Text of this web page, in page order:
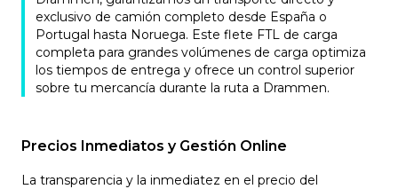
exclusivo de camión completo desde España o
Portugal hasta Noruega. Este flete FTL de carga
completa para grandes volúmenes de carga optimiza
los tiempos de entrega y ofrece un control superior
sobre tu mercancía durante la ruta a Drammen.
Precios Inmediatos y Gestión Online
La transparencia y la inmediatez en el precio del